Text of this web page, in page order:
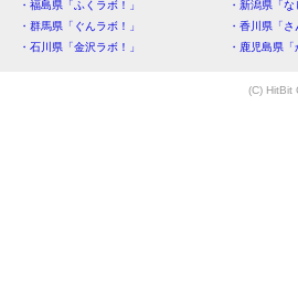
・福島県「ふくラボ！」
・新潟県「
・群馬県「ぐんラボ！」
・香川県「
・石川県「金沢ラボ！」
・鹿児島県
(C) HitBit